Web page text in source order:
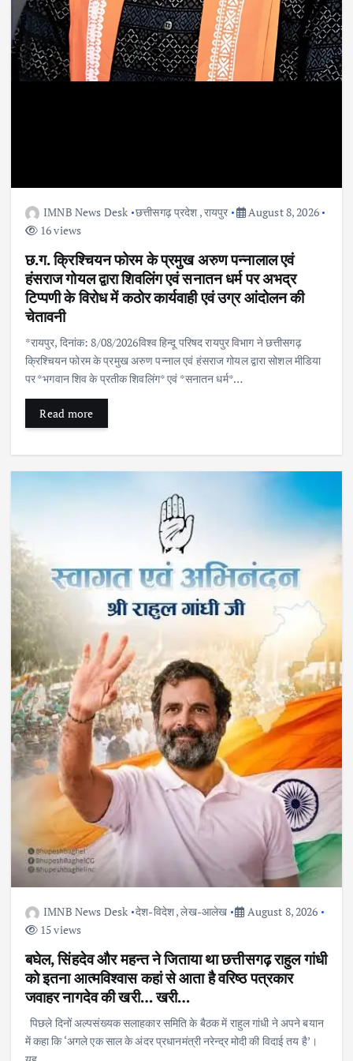
IMNB News Desk छत्तीसगढ़ प्रदेश ,रायपुर
August 8, 2026
16 views
छ.ग. क्रिश्चियन फोरम के प्रमुख अरुण पन्नालाल एवं
हंसराज गोयल द्वारा शिवलिंग एवं सनातन धर्म पर अभद्र
टिप्पणी के विरोध में कठोर कार्यवाही एवं उग्र आंदोलन की
चेतावनी
*रायपुर, दिनांक: 8/08/2026विश्व हिन्दू परिषद रायपुर विभाग ने छत्तीसगढ़
क्रिश्चियन फोरम के प्रमुख अरुण पन्नाल एवं हंसराज गोयल द्वारा सोशल मीडिया
पर *भगवान शिव के प्रतीक शिवलिंग* एवं *सनातन धर्म*…
Read more
IMNB News Desk देश-विदेश,लेख-आलेख
August 8, 2026
15 views
बघेल, सिंहदेव और महन्त ने जिताया था छत्तीसगढ़ राहुल गांधी
को इतना आत्मविश्वास कहां से आता है वरिष्ठ पत्रकार
जवाहर नागदेव की खरी… खरी…
पिछले दिनों अल्पसंख्यक सलाहकार समिति के बैठक में राहुल गांधी ने अपने बयान
में कहा कि ‘अगले एक साल के अंदर प्रधानमंत्री नरेन्द्र मोदी की विदाई तय है’।